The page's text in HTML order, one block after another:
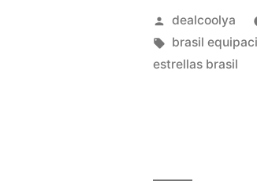
Publicado
por
dealcoolya
Etiquetas:
brasil
estrellas brasil